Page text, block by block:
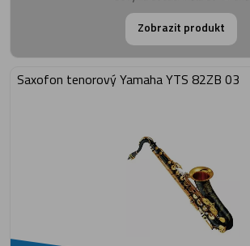
Zobrazit produkt
Saxofon tenorový Yamaha YTS 82ZB 03